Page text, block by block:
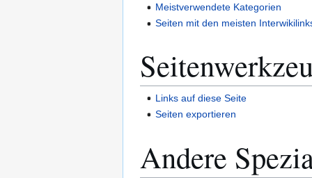
Meistverwendete Kategorien
Seiten mit den meisten
Links auf diese Seite
Seiten exportieren
Andere